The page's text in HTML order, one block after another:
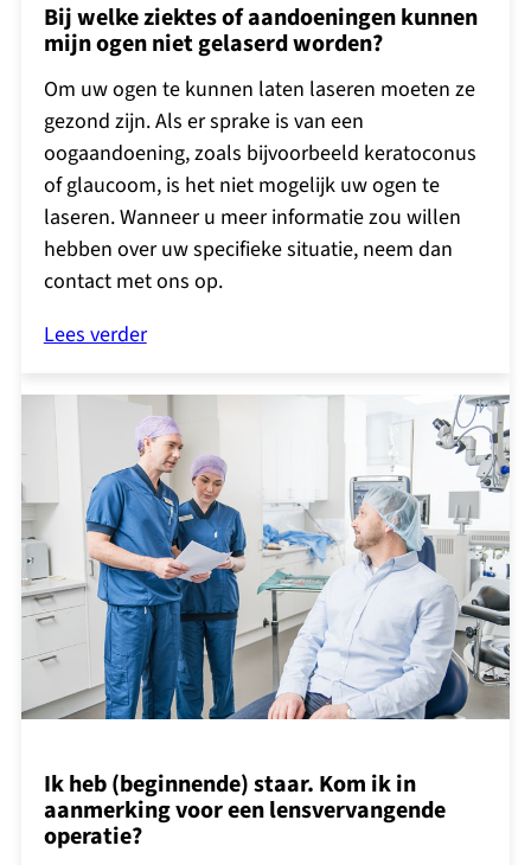
Bij welke ziektes of aandoeningen kunnen
mijn ogen niet gelaserd worden?
Om uw ogen te kunnen laten laseren moeten ze
gezond zijn. Als er sprake is van een
oogaandoening, zoals bijvoorbeeld keratoconus
of glaucoom, is het niet mogelijk uw ogen te
laseren. Wanneer u meer informatie zou willen
hebben over uw specifieke situatie, neem dan
contact met ons op.
Lees verder
Ik heb (beginnende) staar. Kom ik in
aanmerking voor een lensvervangende
operatie?